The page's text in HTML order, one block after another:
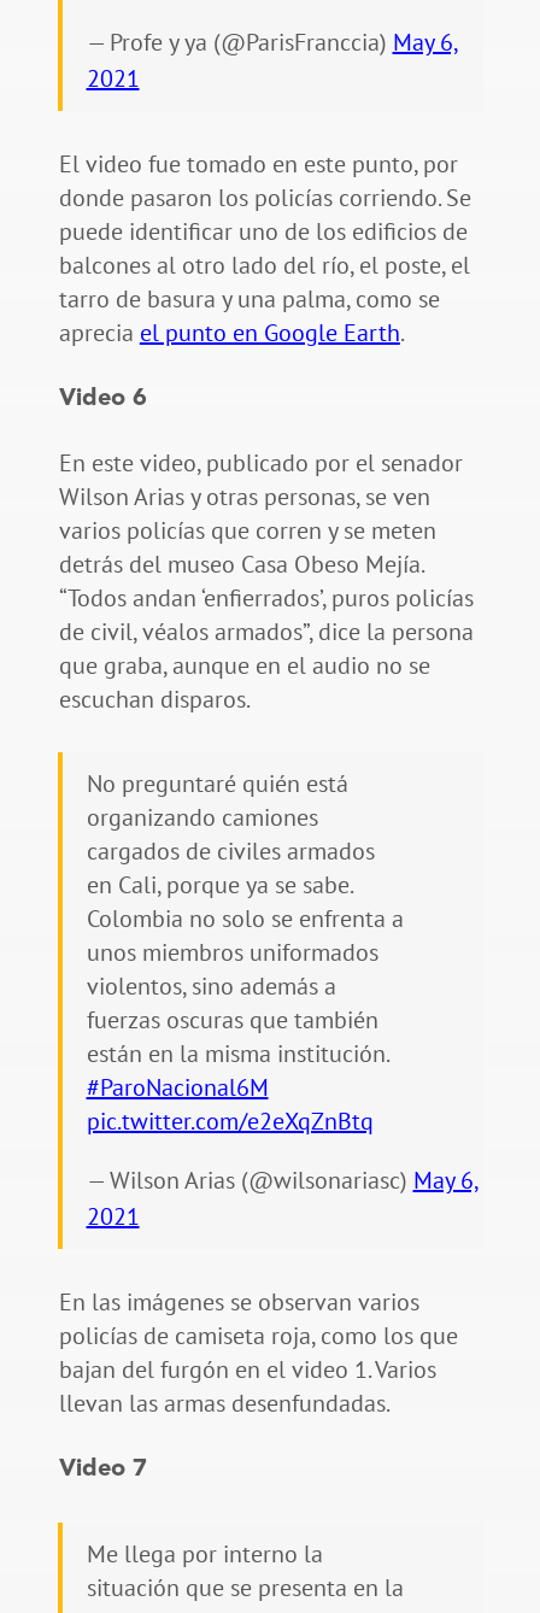
— Profe y ya (@ParisFranccia) May 6,
2021
El video fue tomado en este punto, por
donde pasaron los policías corriendo. Se
puede identificar uno de los edificios de
balcones al otro lado del río, el poste, el
tarro de basura y una palma, como se
aprecia el punto en Google Earth.
Video 6
En este video, publicado por el senador
Wilson Arias y otras personas, se ven
varios policías que corren y se meten
detrás del museo Casa Obeso Mejía.
“Todos andan ‘enfierrados’, puros policías
de civil, véalos armados”, dice la persona
que graba, aunque en el audio no se
escuchan disparos.
No preguntaré quién está
organizando camiones
cargados de civiles armados
en Cali, porque ya se sabe.
Colombia no solo se enfrenta a
unos miembros uniformados
violentos, sino además a
fuerzas oscuras que también
están en la misma institución.
#ParoNacional6M
pic.twitter.com/e2eXqZnBtq
— Wilson Arias (@wilsonariasc) May 6,
2021
En las imágenes se observan varios
policías de camiseta roja, como los que
bajan del furgón en el video 1. Varios
llevan las armas desenfundadas.
Video 7
Me llega por interno la
situación que se presenta en la